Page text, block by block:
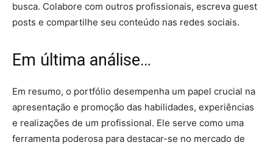
busca. Colabore com outros profissionais, escreva guest
posts e compartilhe seu conteúdo nas redes sociais.
Em última análise…
Em resumo, o portfólio desempenha um papel crucial na
apresentação e promoção das habilidades, experiências
e realizações de um profissional. Ele serve como uma
ferramenta poderosa para destacar-se no mercado de